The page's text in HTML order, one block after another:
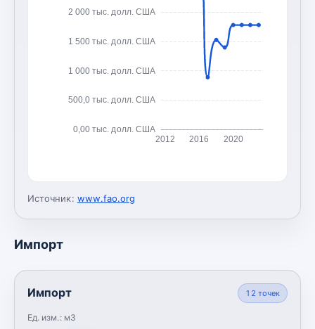
0,00 тыс. долл. США
500,0 тыс. долл. США
1 000 тыс. долл. США
1 500 тыс. долл. США
2 000 тыс. долл. США
2012 2016 2020
Источник: www.fao.org
Импорт
Импорт
Ед. изм.: м3
12 точек